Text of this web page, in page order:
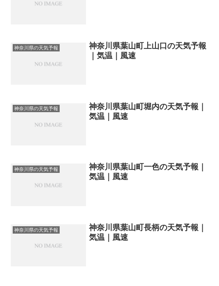
神奈川県の天気予報
神奈川県葉山町上山口の天気予報
｜気温｜風速
神奈川県の天気予報
神奈川県葉山町堀内の天気予報｜
気温｜風速
神奈川県の天気予報
神奈川県葉山町一色の天気予報｜
気温｜風速
神奈川県の天気予報
神奈川県葉山町長柄の天気予報｜
気温｜風速